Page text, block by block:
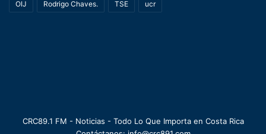
OIJ Rodrigo Chaves. TSE ucr
CRC89.1 FM - Noticias - Todo Lo Que Importa en Costa Rica